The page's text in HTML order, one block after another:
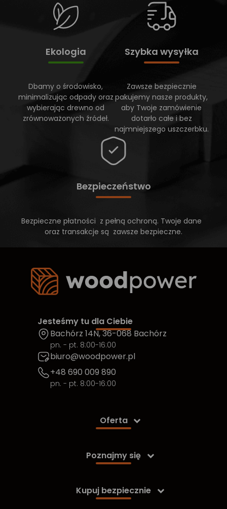
Ekologia
Dbamy o środowisko,
minimalizując odpady oraz
wybierając drewno od
zrównoważonych źródeł.
Szybka wysyłka
Zawsze bezpiecznie
pakujemy nasze produkty,
aby Twoje zamówienie
dotarło całe i bez
najmniejszego uszczerbku.
Bezpieczeństwo
Bezpieczne płatności z pełną ochroną. Twoje dane
oraz transakcje są zawsze bezpieczne.
Jesteśmy tu dla Ciebie
Bachórz 14N, 36-068 Bachórz
pn. - pt. 8:00-16:00
biuro@woodpower.pl
+48 690 009 890
pn. - pt. 8:00-16:00
Oferta 
Poznajmy się 
Kupuj bezpiecznie 